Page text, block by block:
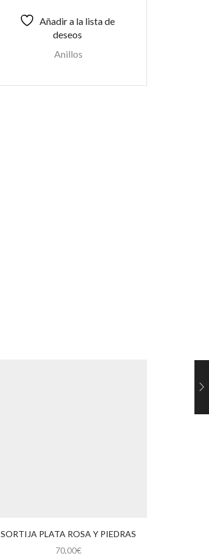
Añadir a la lista de
deseos
Anillos
SORTIJA PLATA ROSA Y PIEDRAS
70,00€